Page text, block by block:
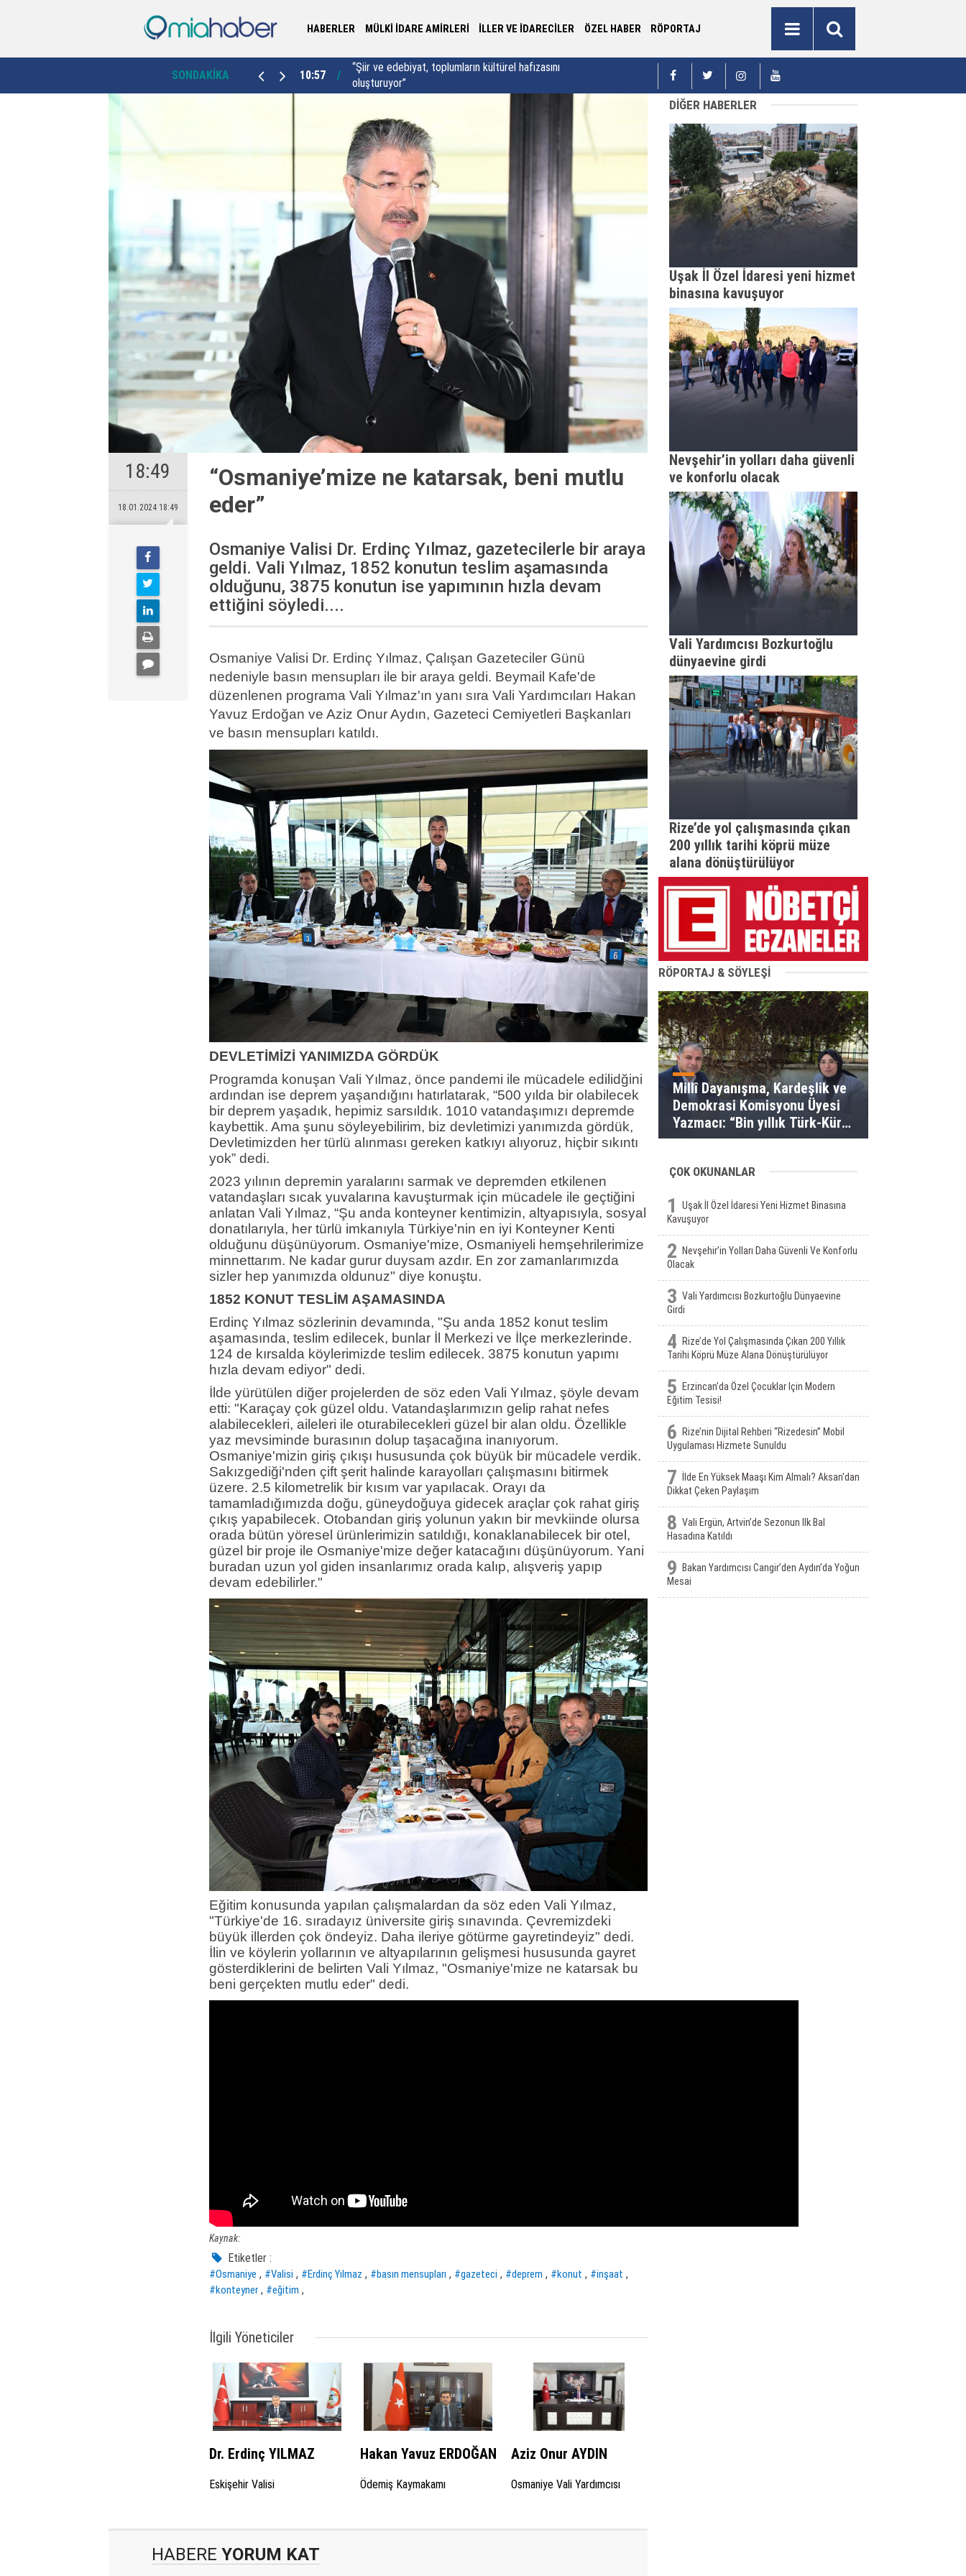
HABERLER MÜLKİ İDARE AMİRLERİ İLLER VE İDARECİLER ÖZEL HABER RÖPORTAJ
SONDAKİKA
“Şiir ve edebiyat, toplumların kültürel hafızasını
10:37 Kaymakam Akar’ın mutlu günü “Esenyurt’un yarınlarını hep birlikte inşa ediyoruz”
18:49
18.01.2024 18:49
“Osmaniye’mize ne katarsak, beni mutlu
eder”
Osmaniye Valisi Dr. Erdinç Yılmaz, gazetecilerle bir araya
geldi. Vali Yılmaz, 1852 konutun teslim aşamasında
olduğunu, 3875 konutun ise yapımının hızla devam
ettiğini söyledi....
Osmaniye Valisi Dr. Erdinç Yılmaz, Çalışan Gazeteciler Günü
nedeniyle basın mensupları ile bir araya geldi. Beymail Kafe'de
düzenlenen programa Vali Yılmaz'ın yanı sıra Vali Yardımcıları Hakan
Yavuz Erdoğan ve Aziz Onur Aydın, Gazeteci Cemiyetleri Başkanları
ve basın mensupları katıldı.
DEVLETİMİZİ YANIMIZDA GÖRDÜK
Programda konuşan Vali Yılmaz, önce pandemi ile mücadele edilidğini
ardından ise deprem yaşandığını hatırlatarak, “500 yılda bir olabilecek
bir deprem yaşadık, hepimiz sarsıldık. 1010 vatandaşımızı depremde
kaybettik. Ama şunu söyleyebilirim, biz devletimizi yanımızda gördük,
Devletimizden her türlü alınması gereken katkıyı alıyoruz, hiçbir sıkıntı
yok” dedi.
2023 yılının depremin yaralarını sarmak ve depremden etkilenen
vatandaşları sıcak yuvalarına kavuşturmak için mücadele ile geçtiğini
anlatan Vali Yılmaz, “Şu anda konteyner kentimizin, altyapısıyla, sosyal
donatılarıyla, her türlü imkanıyla Türkiye'nin en iyi Konteyner Kenti
olduğunu düşünüyorum. Osmaniye'mize, Osmaniyeli hemşehrilerimize
minnettarım. Ne kadar gurur duysam azdır. En zor zamanlarımızda
sizler hep yanımızda oldunuz" diye konuştu.
1852 KONUT TESLİM AŞAMASINDA
Erdinç Yılmaz sözlerinin devamında, "Şu anda 1852 konut teslim
aşamasında, teslim edilecek, bunlar İl Merkezi ve İlçe merkezlerinde.
124 de kırsalda köylerimizde teslim edilecek. 3875 konutun yapımı
hızla devam ediyor" dedi.
İlde yürütülen diğer projelerden de söz eden Vali Yılmaz, şöyle devam
etti: "Karaçay çok güzel oldu. Vatandaşlarımızın gelip rahat nefes
alabilecekleri, aileleri ile oturabilecekleri güzel bir alan oldu. Özellikle
yaz mevsiminde burasının dolup taşacağına inanıyorum.
Osmaniye'mizin giriş çıkışı hususunda çok büyük bir mücadele verdik.
Sakızgediği'nden çift şerit halinde karayolları çalışmasını bitirmek
üzere. 2.5 kilometrelik bir kısım var yapılacak. Orayı da
tamamladığımızda doğu, güneydoğuya gidecek araçlar çok rahat giriş
çıkış yapabilecek. Otobandan giriş yolunun yakın bir mevkiinde olursa
orada bütün yöresel ürünlerimizin satıldığı, konaklanabilecek bir otel,
güzel bir proje ile Osmaniye'mize değer katacağını düşünüyorum. Yani
buradan uzun yol giden insanlarımız orada kalıp, alışveriş yapıp
devam edebilirler."
Eğitim konusunda yapılan çalışmalardan da söz eden Vali Yılmaz,
"Türkiye'de 16. sıradayız üniversite giriş sınavında. Çevremizdeki
büyük illerden çok öndeyiz. Daha ileriye götürme gayretindeyiz" dedi.
İlin ve köylerin yollarının ve altyapılarının gelişmesi hususunda gayret
gösterdiklerini de belirten Vali Yılmaz, "Osmaniye'mize ne katarsak bu
beni gerçekten mutlu eder" dedi.
Kaynak:
Etiketler :
#Osmaniye , #Valisi , #Erdinç Yılmaz , #basın mensupları , #gazeteci , #deprem , #konut , #inşaat ,
#konteyner, #eğitim ,
İlgili Yöneticiler
Dr. Erdinç YILMAZ
Eskişehir Valisi
Hakan Yavuz ERDOĞAN
Ödemiş Kaymakamı
Aziz Onur AYDIN
Osmaniye Vali Yardımcısı
HABERE YORUM KAT
DİĞER HABERLER
Uşak İl Özel İdaresi yeni hizmet
binasına kavuşuyor
Nevşehir’in yolları daha güvenli
ve konforlu olacak
Vali Yardımcısı Bozkurtoğlu
dünyaevine girdi
Rize’de yol çalışmasında çıkan
200 yıllık tarihi köprü müze
alana dönüştürülüyor
RÖPORTAJ & SÖYLEŞİ
Millî Dayanışma, Kardeşlik ve
Demokrasi Komisyonu Üyesi
Yazmacı: “Bin yıllık Türk-Kürt
kardeşliği bir slogan değil, bu
ÇOK OKUNANLAR
1
Uşak İl Özel İdaresi Yeni Hizmet Binasına
Kavuşuyor
2
Nevşehir’in Yolları Daha Güvenli Ve Konforlu
Olacak
3 Vali Yardımcısı Bozkurtoğlu Dünyaevine
Girdi
4
Rize’de Yol Çalışmasında Çıkan 200 Yıllık
Tarihi Köprü Müze Alana Dönüştürülüyor
5
Erzincan’da Özel Çocuklar Için Modern
Eğitim Tesisi!
6
Rize’nin Dijital Rehberi “Rizedesin” Mobil
Uygulaması Hizmete Sunuldu
7
İlde En Yüksek Maaşı Kim Almalı? Aksan'dan
Dikkat Çeken Paylaşım
8 Vali Ergün, Artvin’de Sezonun Ilk Bal
Hasadına Katıldı
9
Bakan Yardımcısı Cangir’den Aydın’da Yoğun
Mesai